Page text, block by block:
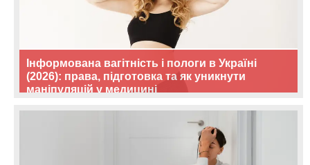
Інформована вагітність і пологи в Україні
(2026): права, підготовка та як уникнути
маніпуляцій у медицині